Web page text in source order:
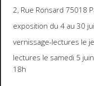
2, Rue Ronsard 75018
exposition du 4 au 30
vernissage-lectures le
lectures le samedi 5
18h